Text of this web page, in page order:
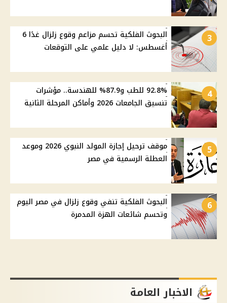
3
البحوث الفلكية تحسم مزاعم وقوع زلزال غدًا 6
أغسطس: لا دليل علمي على التوقعات
4
92.8% للطب و87.9% للهندسة.. مؤشرات
تنسيق الجامعات 2026 وأماكن المرحلة الثانية
5
موقف ترحيل إجازة المولد النبوي 2026 وموعد
العطلة الرسمية في مصر
6
البحوث الفلكية تنفي وقوع زلزال في مصر اليوم
وتحسم شائعات الهزة المدمرة
الاخبار العامة